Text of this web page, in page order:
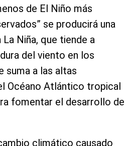
de El Niño más
se producirá una
Niña, que tiende a
del viento en los
suma a las altas
Océano Atlántico tropical
fomentar el desarrollo de
climático causado